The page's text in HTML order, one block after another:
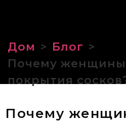
Дом > Блог >
Почему женщины
покрытия
Почему